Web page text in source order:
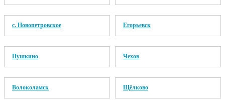
c. Новопетровское Егорьевск
Пушкино Чехов
Волоколамск Щёлково